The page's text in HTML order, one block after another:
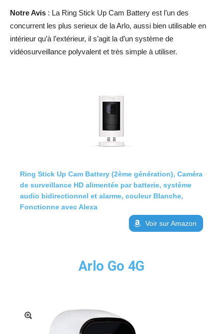
Notre Avis : La Ring Stick Up Cam Battery est l’un des
concurrent les plus serieux de la Arlo, aussi bien utilisable en
intérieur qu’à l’extérieur, il s’agit la d’un système de
vidéosurveillance polyvalent et très simple à utiliser.
Ring Stick Up Cam Battery (2ème génération), Caméra
de surveillance HD alimentée par batterie, système
audio bidirectionnel et alarme, couleur Blanche,
Fonctionne avec Alexa
Voir sur Amazon
Arlo Go 4G